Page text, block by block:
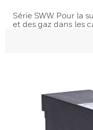
Série SWW Pour la
et des gaz dans les